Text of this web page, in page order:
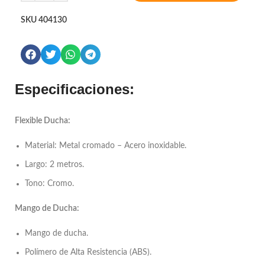
SKU 404130
Especificaciones:
Flexible Ducha:
Material: Metal cromado – Acero inoxidable.
Largo: 2 metros.
Tono: Cromo.
Mango de Ducha:
Mango de ducha.
Polímero de Alta Resistencia (ABS).